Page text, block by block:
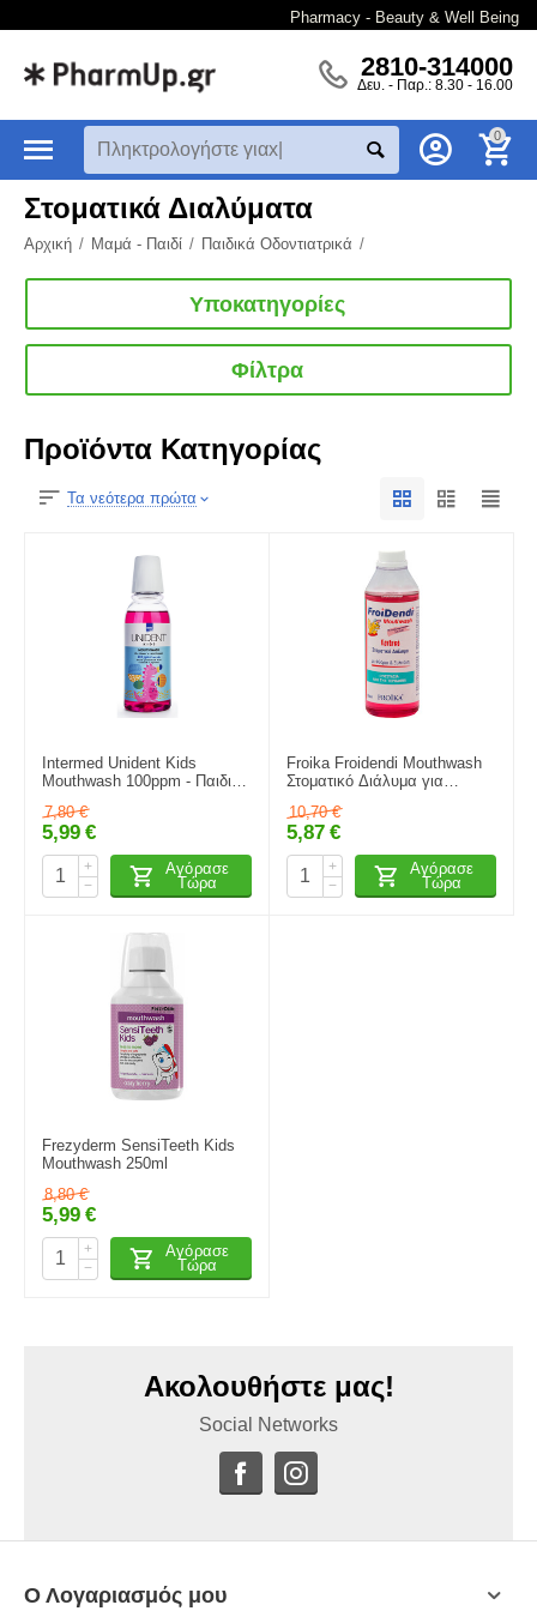
Pharmacy - Beauty & Well Being
2810-314000
Δευ. - Παρ.: 8.30 - 16.00
0
Στοματικά Διαλύματα
Αρχική / Μαμά - Παιδί / Παιδικά Οδοντιατρικά /
Υποκατηγορίες
Φίλτρα
Προϊόντα Κατηγορίας
Τα νεότερα πρώτα
Intermed Unident Kids
Mouthwash 100ppm - Παιδικό
(Τσιχλόφουσκα), 250ml
7,80 €
5,99 €
+
−
Αγόρασε
Τώρα
Froika Froidendi Mouthwash
Στοματικό Διάλυμα για
Δοντιών 250ml
10,70 €
5,87 €
+
−
Αγόρασε
Τώρα
Frezyderm SensiTeeth Kids
Mouthwash 250ml
8,80 €
5,99 €
+
−
Αγόρασε
Τώρα
Ακολουθήστε μας!
Social Networks
Ο Λογαριασμός μου